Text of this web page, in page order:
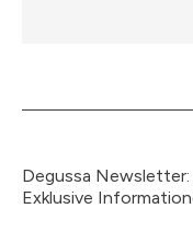
Degussa Newsletter:
Exklusive